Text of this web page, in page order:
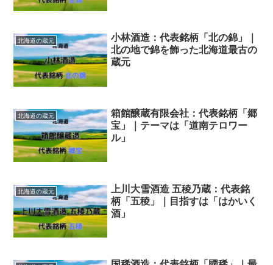
北海道の蔵元
小林酒造：代表銘柄「北の錦」｜
北の地で錦を飾った北海道最古の
蔵元
北海道の蔵元
箱館醸蔵有限会社：代表銘柄「郷
宝」｜テーマは「道南テロワー
ル」
北海道の蔵元
上川大雪酒造 五稜乃蔵：代表銘
柄「五稜」｜目指すは「はかいく
酒」